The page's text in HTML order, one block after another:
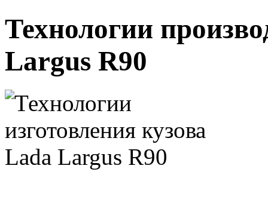
Технологии
Largus R90